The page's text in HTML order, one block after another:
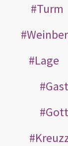
Turm
Lage
Gast